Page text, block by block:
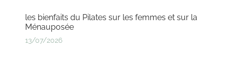
les bienfaits du Pilates sur les femmes et sur la
Ménauposée
13/07/2026